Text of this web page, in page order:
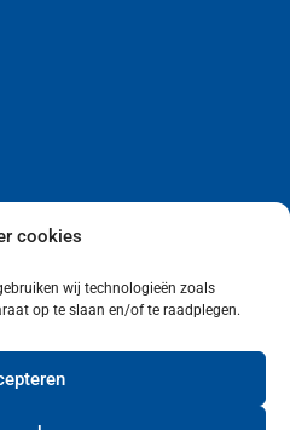
cookies
wij technologieën zoals
op te slaan en/of te raadplegen.